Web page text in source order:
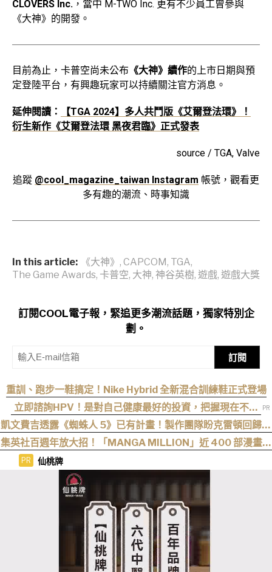
CLOVERS Inc. ，當中 M-TWO Inc. 更有不少員工曾參與
《大神》的開發。
目前為止，卡普空尚未公布 《大神》續作的上市日期與預
定登陸平台，有興趣玩家可以持續關注官方消息。
延伸閱讀：
【TGA 2024】多人共鬥版《艾爾登法環》！
衍生新作《艾爾登法環 黑夜君臨》正式發表
source / TGA, Valve
追蹤 @cool_magazine_taiwan Instagram 帳號，觀看更
多有趣的潮流、時事知識
In this article: 《大神》 , CAPCOM, TGA,
The Game Awards, 卡普空, 大神, 神谷英樹, 遊戲, 遊戲大獎
訂閱COOL電子報，緊追更多潮流話題，獨家特別企
劃。
訂閱
重訓、跑步一鞋搞定！Nike Hybrid 全新混合訓練鞋正式登場
立即諮詢HPV！是對自己健康最好的投資，把握現在不嫌
晚！
凱文費吉透露《蜘蛛人 5》已有計畫！製作團隊盼克雷頓回歸執
導
集英社百週年放大招！「MANGA MILLION」近 400 部漫畫免
費看，《航海王》、《火影忍者》支援逾百種語言
PR 仙桃牌